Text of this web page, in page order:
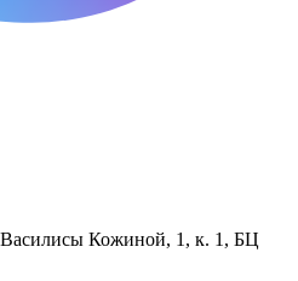
Василисы Кожиной, 1, к. 1, БЦ